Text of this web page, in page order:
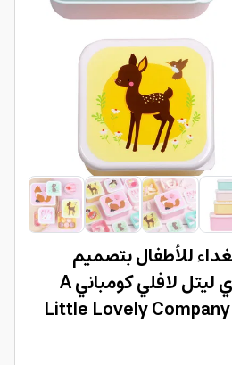
للأطفال بتصميم
اصدقاء الغابة من اي ليتل لافلي كومباني A
Little Lovely